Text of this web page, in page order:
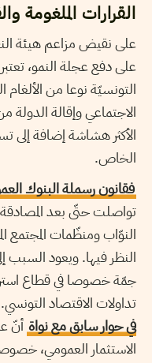
القرارات الملغومة
على نقيض مزاعم هيئة
على دفع عجلة النمو،
التونسيّة نوعا من
الاجتماعي وإقالة الدولة
الأكثر هشاشة إضافة إلى
الخاص.
فقانون رسملة البنوك
تواصلت حتّى بعد
النوّاب ومنظّمات المجتمع
النظر فيها. ويعود السبب
تداولات الاقتصاد
في حوار سابق مع نواة أنّ